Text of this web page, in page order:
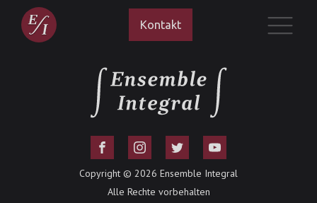
Kontakt
Copyright © 2026 Ensemble Integral
Alle Rechte vorbehalten